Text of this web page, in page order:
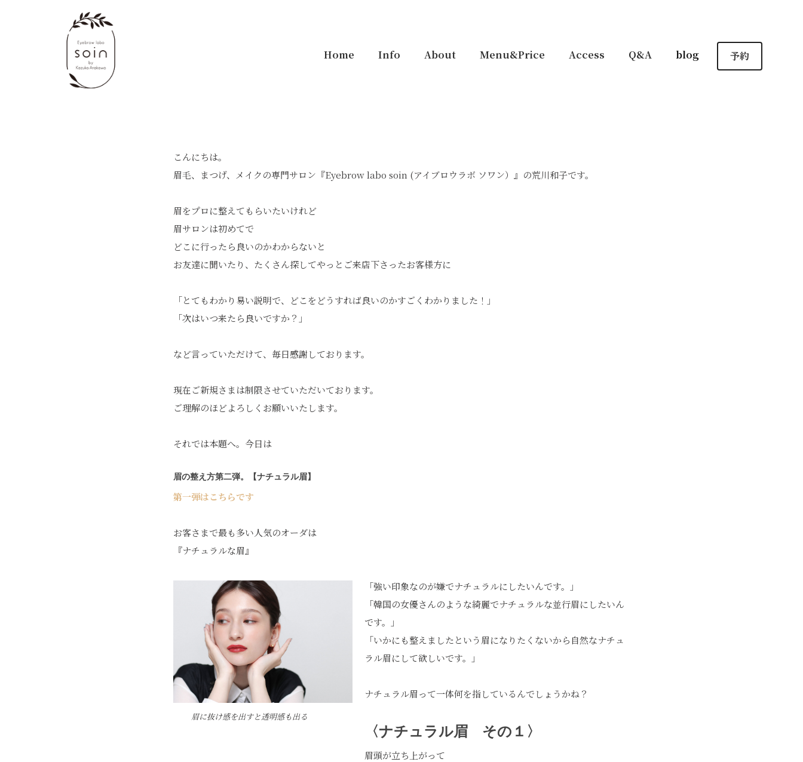
予約
Home Info About Menu&Price Access Q&A blog
こんにちは。
眉毛、まつげ、メイクの専門サロン『Eyebrow labo soin (アイブロウラボ ソワン）』の荒川和子です。
眉をプロに整えてもらいたいけれど
眉サロンは初めてで
どこに行ったら良いのかわからないと
お友達に聞いたり、たくさん探してやっとご来店下さったお客様方に
「とてもわかり易い説明で、どこをどうすれば良いのかすごくわかりました！」
「次はいつ来たら良いですか？」
など言っていただけて、毎日感謝しております。
現在ご新規さまは制限させていただいております。
ご理解のほどよろしくお願いいたします。
それでは本題へ。今日は
眉の整え方第二弾。【ナチュラル眉】
第一弾はこちらです
お客さまで最も多い人気のオーダは
『ナチュラルな眉』
眉に抜け感を出すと透明感も出る
「強い印象なのが嫌でナチュラルにしたいんです。」
「韓国の女優さんのような綺麗でナチュラルな並行眉にしたいん
です。」
「いかにも整えましたという眉になりたくないから自然なナチュ
ラル眉にして欲しいです。」
ナチュラル眉って一体何を指しているんでしょうかね？
〈ナチュラル眉 その１〉
眉頭が立ち上がって